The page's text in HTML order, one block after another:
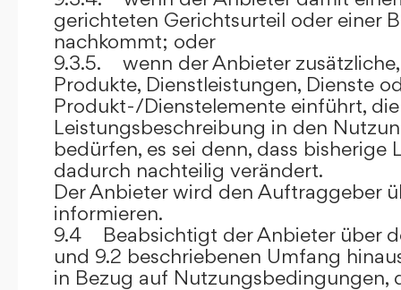
gerichteten Gerichtsurteil oder einer
nachkommt; oder
9.3.5. wenn der Anbieter
Produkte, Dienstleistungen, Dienste
Produkt-/Dienstelemente einführt,
Leistungsbeschreibung in den
bedürfen, es sei denn, dass bisherige
dadurch nachteilig verändert.
Der Anbieter wird den Auftraggeber
informieren.
9.4 Beabsichtigt der Anbieter über
und 9.2 beschriebenen Umfang
in Bezug auf Nutzungsbedingungen,